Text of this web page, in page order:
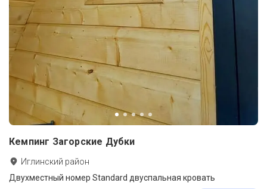
Кемпинг Загорские Дубки
Иглинский район
Двухместный номер Standard двуспальная кровать